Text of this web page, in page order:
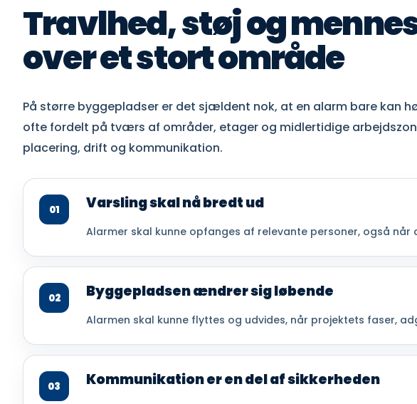
Travlhed, støj og
over et stort område
På større byggepladser er det sjældent nok, at en alarm bare kan
ofte fordelt på tværs af områder, etager og midlertidige
placering, drift og kommunikation.
01 Varsling skal nå bredt ud
Alarmer skal kunne opfanges af relevante personer, også
02 Byggepladsen ændrer sig løbende
Alarmen skal kunne flyttes og udvides, når projektets faser,
03 Kommunikation er en del af sikkerheden